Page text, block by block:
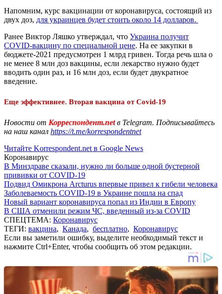
Напомним, курс вакцинации от коронавируса, состоящий из
двух доз, для украинцев будет стоить около 14 долларов.
Ранее Виктор Ляшко утверждал, что Украина получит
COVID-вакцину по специальной цене. На ее закупки в
бюджете-2021 предусмотрен 1 млрд гривен. Тогда речь шла о
не менее 8 млн доз вакцины, если лекарство нужно будет
вводить один раз, и 16 млн доз, если будет двукратное
введение.
Еще эффективнее. Вторая вакцина от Covid-19
Новости от Корреспондент.netв Telegram. Подписывайтесь
на наш канал https://t.me/korrespondentnet
Читайте Korrespondent.net в Google News
Коронавирус
В Минздраве сказали, нужно ли больше одной бустерной
прививки от COVID-19
Подвид Омикрона Arcturus впервые привел к гибели человека
Заболеваемость COVID-19 в Украине пошла на спад
Новый вариант коронавируса попал из Индии в Европу
В США отменили режим ЧС, введенный из-за COVID
СПЕЦТЕМА: Коронавирус
ТЕГИ: вакцина, Канада, бесплатно, Коронавирус
Если вы заметили ошибку, выделите необходимый текст и
нажмите Ctrl+Enter, чтобы сообщить об этом редакции.